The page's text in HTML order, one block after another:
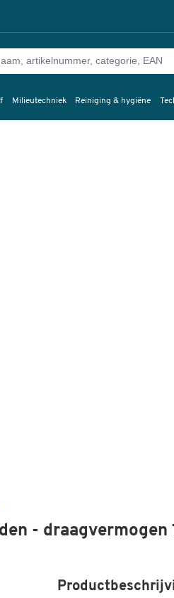
Milieutechniek Reiniging & hygiëne
- draagvermogen